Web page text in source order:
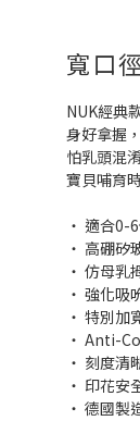
寬口
NUK經典
身好拿握
怕乳頭混
寶貝哺育
‧ 適合0-
‧ 高硼矽
‧ 仿母乳
‧ 強化吸
‧ 特別加
‧ Anti-
‧ 刻度清
‧ 印花安
‧ 德國製